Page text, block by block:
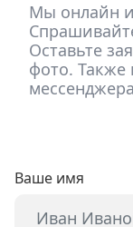
Мы онлайн
Оставьте
фото. Также
Ваше имя